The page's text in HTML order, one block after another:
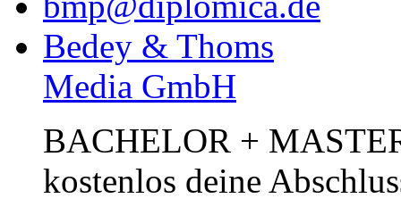
Bedey & Thoms
Media GmbH
BACHELOR +
kostenlos deine